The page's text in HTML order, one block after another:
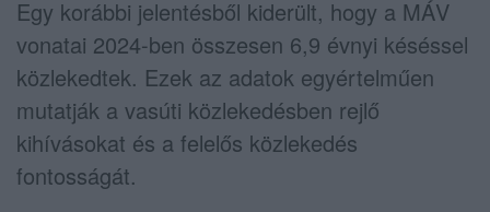
Egy korábbi jelentésből kiderült, hogy a MÁV
vonatai 2024-ben összesen 6,9 évnyi késéssel
közlekedtek. Ezek az adatok egyértelműen
mutatják a vasúti közlekedésben rejlő
kihívásokat és a felelős közlekedés
fontosságát.